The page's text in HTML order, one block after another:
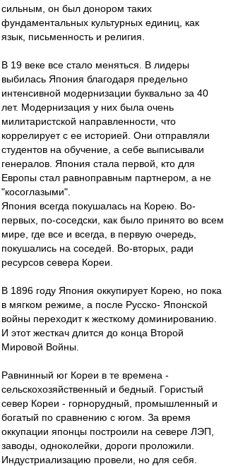
сильным, он был донором таких
фундаментальных культурных единиц, как
язык, письменность и религия.
В 19 веке все стало меняться. В лидеры
выбилась Япония благодаря предельно
интенсивной модернизации буквально за 40
лет. Модернизация у них была очень
милитаристской направленности, что
коррелирует с ее историей. Они отправляли
студентов на обучение, а себе выписывали
генералов. Япония стала первой, кто для
Европы стал равноправным партнером, а не
"косоглазыми".
Япония всегда покушалась на Корею. Во-
первых, по-соседски, как было принято во всем
мире, где все и всегда, в первую очередь,
покушались на соседей. Во-вторых, ради
ресурсов севера Кореи.
В 1896 году Япония оккупирует Корею, но пока
в мягком режиме, а после Русско- Японской
войны переходит к жесткому доминированию.
И этот жесткач длится до конца Второй
Мировой Войны.
Равнинный юг Кореи в те времена -
сельскохозяйственный и бедный. Гористый
север Кореи - горнорудный, промышленный и
богатый по сравнению с югом. За время
оккупации японцы построили на севере ЛЭП,
заводы, одноколейки, дороги проложили.
Индустриализацию провели, но для себя.